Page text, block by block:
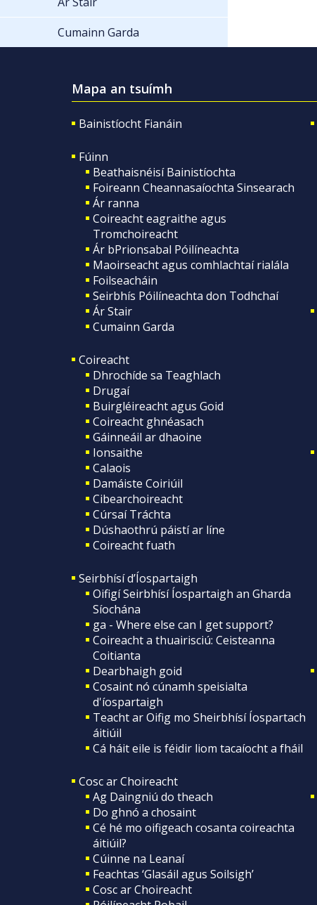
Cumainn Garda
Mapa an tsuímh
Bainistíocht Fianáin
Fúinn
Beathaisnéisí Bainistíochta
Foireann Cheannasaíochta Sinsearach
Ár ranna
Coireacht eagraithe agus
Tromchoireacht
Ár bPrionsabal Póilíneachta
Maoirseacht agus comhlachtaí rialála
Foilseacháin
Seirbhís Póilíneachta don Todhchaí
Ár Stair
Cumainn Garda
Coireacht
Dhrochíde sa Teaghlach
Drugaí
Buirgléireacht agus Goid
Coireacht ghnéasach
Gáinneáil ar dhaoine
Ionsaithe
Calaois
Damáiste Coiriúil
Cibearchoireacht
Cúrsaí Tráchta
Dúshaothrú páistí ar líne
Coireacht fuath
Seirbhísí d’Íospartaigh
Oifigí Seirbhísí Íospartaigh an Gharda
Síochána
ga - Where else can I get support?
Coireacht a thuairisciú: Ceisteanna
Coitianta
Dearbhaigh goid
Cosaint nó cúnamh speisialta
d'íospartaigh
Teacht ar Oifig mo Sheirbhísí Íospartach
áitiúil
Cá háit eile is féidir liom tacaíocht a fháil
Cosc ar Choireacht
Ag Daingniú do theach
Do ghnó a chosaint
Cé hé mo oifigeach cosanta coireachta
áitiúil?
Cúinne na Leanaí
Feachtas ‘Glasáil agus Soilsigh’
Cosc ar Choireacht